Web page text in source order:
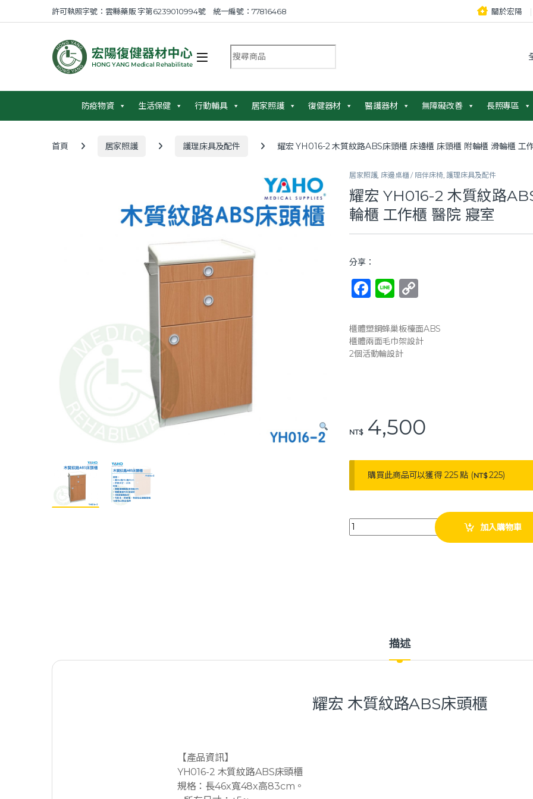
Skip to navigation
Skip to content許可執照字號：雲縣藥販 字第6239010994號 統一編號：77816468 關於宏陽
搜尋商品：
防疫物資 生活保健 行動輔具 居家照護 復健器材 醫護器材 無障礙改善 長照專區
首頁 居家照護 護理床具及配件 耀宏 YH016-2 木質紋路ABS床頭櫃 床邊櫃 床頭櫃 附輪櫃 滑輪櫃 工
居家照護,床邊桌櫃 / 陪伴床椅, 護理床具及配件
耀宏 YH016-2 木質紋路
輪櫃 工作櫃 醫院 寢室
分享：
F
c
e
b
k
Li
e p
y
櫃體塑鋼蜂巢板檯面ABS
櫃體兩面毛巾架設計
2個活動輪設計
NT$4,500
購買此商品可以獲得 225 點 (NT$225)
耀宏 YH016-2 木質紋路ABS床頭櫃 床邊櫃 床頭
加入購物車
描述
耀宏 木質紋路ABS床頭櫃
【產品資訊】
YH016-2 木質紋路ABS床頭櫃
規格：長46x寬48x高83cm。